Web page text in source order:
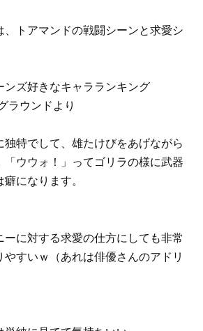
、トアマンドの戦闘シーンと求愛シ
特でして、雄たけびをあげながら
「ウウォ！」ってゴリラの様に武器
になります。
ーに対する求愛の仕方にしても非常
すいｗ（あれは俳優さんのアドリ